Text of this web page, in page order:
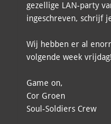
gezellige LAN-party
ingeschreven, schrijf
Wij hebben er al
volgende week
Game on,
Cor Groen
Soul-Soldiers Crew